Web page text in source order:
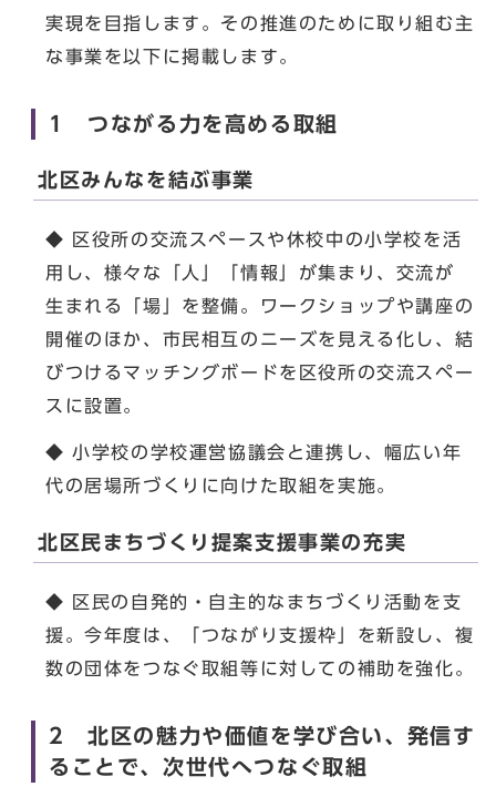
実現を目指します。その推進のために取り組む主
な事業を以下に掲載します。
1 つながる力を高める取組
北区みんなを結ぶ事業
◆ 区役所の交流スペースや休校中の小学校を活
用し、様々な「人」「情報」が集まり、交流が
生まれる「場」を整備。ワークショップや講座の
開催のほか、市民相互のニーズを見える化し、結
びつけるマッチングボードを区役所の交流スペー
スに設置。
◆ 小学校の学校運営協議会と連携し、幅広い年
代の居場所づくりに向けた取組を実施。
北区民まちづくり提案支援事業の充実
◆ 区民の自発的・自主的なまちづくり活動を支
援。今年度は、「つながり支援枠」を新設し、複
数の団体をつなぐ取組等に対しての補助を強化。
2 北区の魅力や価値を学び合い、発信す
ることで、次世代へつなぐ取組